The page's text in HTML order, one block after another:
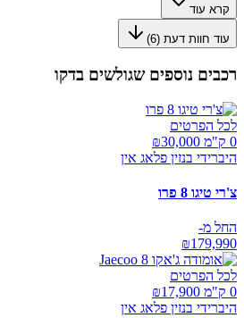
קרא עוד
עוד חוות דעת (6
)
רכבים נוספים שגולשים בדקו
לכל הפרטים
0 ק"מ ₪
30,000
היברידי בנזין פלאג אין
צ'רי טיגו 8 פרו
החל מ-
₪179,990
לכל הפרטים
0 ק"מ ₪
17,900
היברידי בנזין פלאג אין